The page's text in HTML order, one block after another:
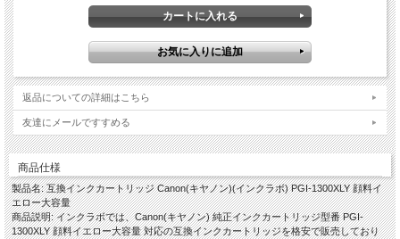
プリンター適応機種
MB2030
返品についての詳細はこちら
友達にメールですすめる
商品仕様
製品名: 互換インクカートリッジ Canon(キヤノン)(インクラボ) PGI-1300XLY 顔料イ
エロー大容量
商品説明: インクラボでは、Canon(キヤノン) 純正インクカートリッジ型番 PGI-
1300XLY 顔料イエロー大容量 対応の互換インクカートリッジを格安で販売しており